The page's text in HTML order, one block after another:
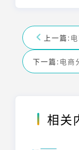
上一篇:
下一篇:
相关